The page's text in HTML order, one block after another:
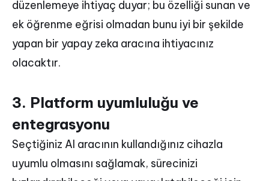
düzenlemeye ihtiyaç duyar; bu özelliği sunan ve
ek öğrenme eğrisi olmadan bunu iyi bir şekilde
yapan bir yapay zeka aracına ihtiyacınız
olacaktır.
3. Platform uyumluluğu ve
entegrasyonu
Seçtiğiniz AI aracının kullandığınız cihazla
uyumlu olmasını sağlamak, sürecinizi